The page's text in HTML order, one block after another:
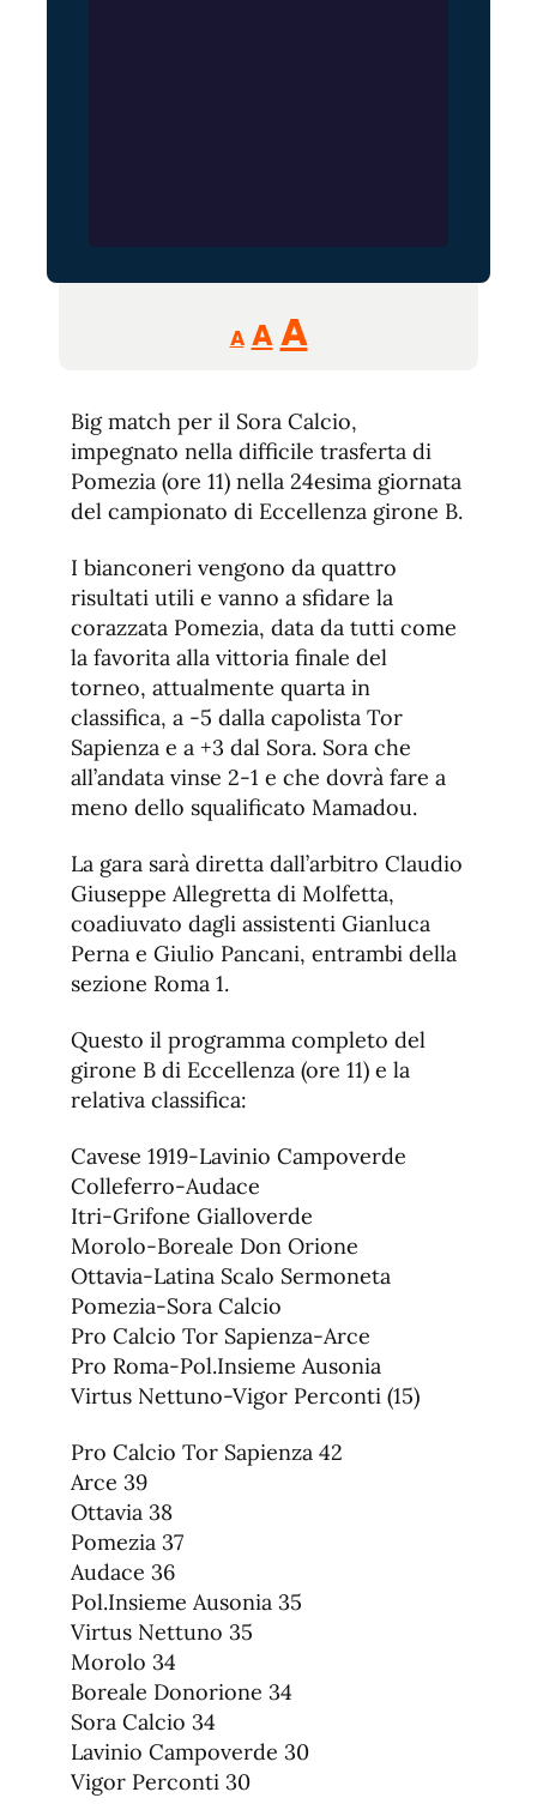
A
Reducir
tamaño
A Restablecer
de
fuente
AAumentar
de
fuente.
Big match per il Sora Calcio,
impegnato nella difficile trasferta di
Pomezia (ore 11) nella 24esima giornata
del campionato di Eccellenza girone B.
I bianconeri vengono da quattro
risultati utili e vanno a sfidare la
corazzata Pomezia, data da tutti come
la favorita alla vittoria finale del
torneo, attualmente quarta in
classifica, a -5 dalla capolista Tor
Sapienza e a +3 dal Sora. Sora che
all’andata vinse 2-1 e che dovrà fare a
meno dello squalificato Mamadou.
La gara sarà diretta dall’arbitro Claudio
Giuseppe Allegretta di Molfetta,
coadiuvato dagli assistenti Gianluca
Perna e Giulio Pancani, entrambi della
sezione Roma 1.
Questo il programma completo del
girone B di Eccellenza (ore 11) e la
relativa classifica:
Cavese 1919-Lavinio Campoverde
Colleferro-Audace
Itri-Grifone Gialloverde
Morolo-Boreale Don Orione
Ottavia-Latina Scalo Sermoneta
Pomezia-Sora Calcio
Pro Calcio Tor Sapienza-Arce
Pro Roma-Pol.Insieme Ausonia
Virtus Nettuno-Vigor Perconti (15)
Pro Calcio Tor Sapienza 42
Arce 39
Ottavia 38
Pomezia 37
Audace 36
Pol.Insieme Ausonia 35
Virtus Nettuno 35
Morolo 34
Boreale Donorione 34
Sora Calcio 34
Lavinio Campoverde 30
Vigor Perconti 30